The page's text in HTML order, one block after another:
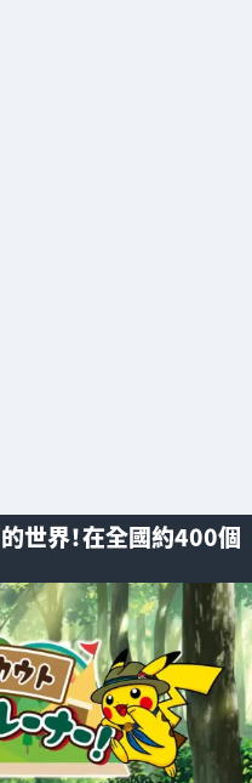
世界！在全國約400個